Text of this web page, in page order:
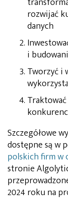
rozwijać
danych
i
Tworzyć i
Szczegółowe
dostępne są w
polskich firm w
stronie
2024 roku na